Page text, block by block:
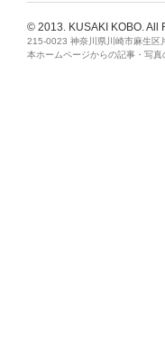
© 2013. KUSAKI KOBO. All
215-0023 神奈川県川崎市麻生
本ホームページからの記事・写真